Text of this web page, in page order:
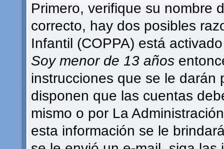
Primero, verifique su nombre
correcto, hay dos posibles
Infantil (COPPA) está
Soy menor de 13 años
instrucciones que se le darán
disponen que las cuentas
mismo o por La
esta información se le